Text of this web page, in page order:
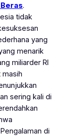
.
tidak
yang
menarik
miliarder RI
masih
sering kali di
di